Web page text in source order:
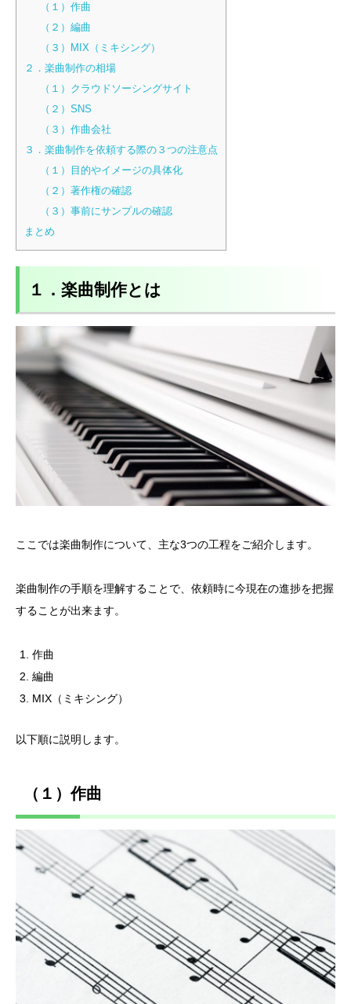
（１）作曲
（２）編曲
（３）MIX（ミキシング）
２．楽曲制作の相場
（１）クラウドソーシングサイト
（２）SNS
（３）作曲会社
３．楽曲制作を依頼する際の３つの注意点
（１）目的やイメージの具体化
（２）著作権の確認
（３）事前にサンプルの確認
まとめ
１．楽曲制作とは
ここでは楽曲制作について、主な3つの工程をご紹介します。
楽曲制作の手順を理解することで、依頼時に今現在の進捗を把握
することが出来ます。
作曲
編曲
MIX（ミキシング）
以下順に説明します。
（１）作曲